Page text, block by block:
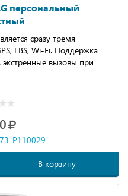
персональный
сразу тремя
LBS, Wi-Fi. Поддержка
вызовы при
P110029
В корзину